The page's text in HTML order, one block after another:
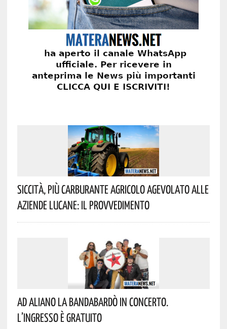
Siccità, Più Carburante Agricolo Agevolato Alle
Aziende Lucane: Il Provvedimento
Ad Aliano La Bandabardò In Concerto.
L’ingresso È Gratuito